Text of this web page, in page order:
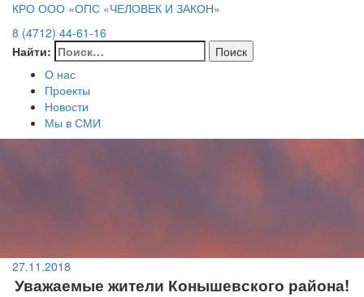
КРО ООО «ОПС «ЧЕЛОВЕК И ЗАКОН»
8 (4712) 44-61-16
Найти:
О нас
Проекты
Новости
Мы в СМИ
27.11.2018
Уважаемые жители Конышевского района!